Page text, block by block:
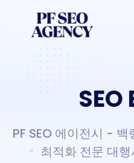
PF SEO 에이전시 -
최적화 전문 대